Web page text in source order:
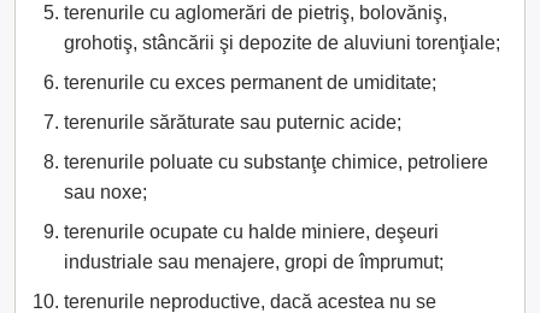
terenurile cu aglomerări de pietriş, bolovăniş,
grohotiş, stâncării şi depozite de aluviuni torenţiale;
terenurile cu exces permanent de umiditate;
terenurile sărăturate sau puternic acide;
terenurile poluate cu substanţe chimice, petroliere
sau noxe;
terenurile ocupate cu halde miniere, deşeuri
industriale sau menajere, gropi de împrumut;
terenurile neproductive, dacă acestea nu se